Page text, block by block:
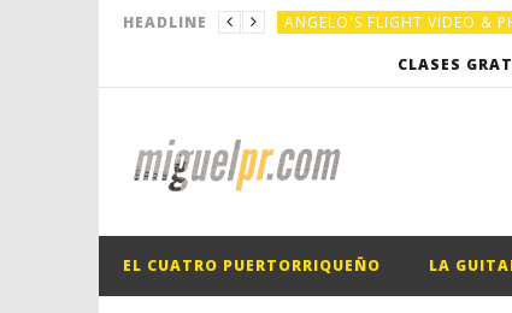
HEADLINE ANGELO'S FLIGHT VIDEO &
ANGELO'S FLIGHT VIDEO &
EL CUATRO PUERTORRIQUEÑO
CLASES
EL CUATRO PUERTORRIQUEÑO LA